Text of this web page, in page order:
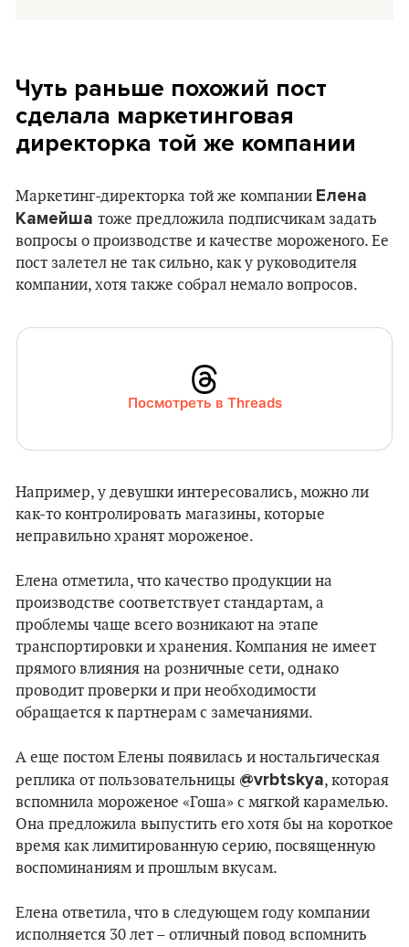
Чуть раньше похожий пост
сделала маркетинговая
директорка той же компании
Маркетинг-директорка той же компании Елена
Камейша тоже предложила подписчикам задать
вопросы о производстве и качестве мороженого. Ее
пост залетел не так сильно, как у руководителя
компании, хотя также собрал немало вопросов.
Посмотреть в Threads
Например, у девушки интересовались, можно ли
как-то контролировать магазины, которые
неправильно хранят мороженое.
Елена отметила, что качество продукции на
производстве соответствует стандартам, а
проблемы чаще всего возникают на этапе
транспортировки и хранения. Компания не имеет
прямого влияния на розничные сети, однако
проводит проверки и при необходимости
обращается к партнерам с замечаниями.
А еще постом Елены появилась и ностальгическая
реплика от пользовательницы @vrbtskya, которая
вспомнила мороженое «Гоша» с мягкой карамелью.
Она предложила выпустить его хотя бы на короткое
время как лимитированную серию, посвященную
воспоминаниям и прошлым вкусам.
Елена ответила, что в следующем году компании
исполняется 30 лет – отличный повод вспомнить